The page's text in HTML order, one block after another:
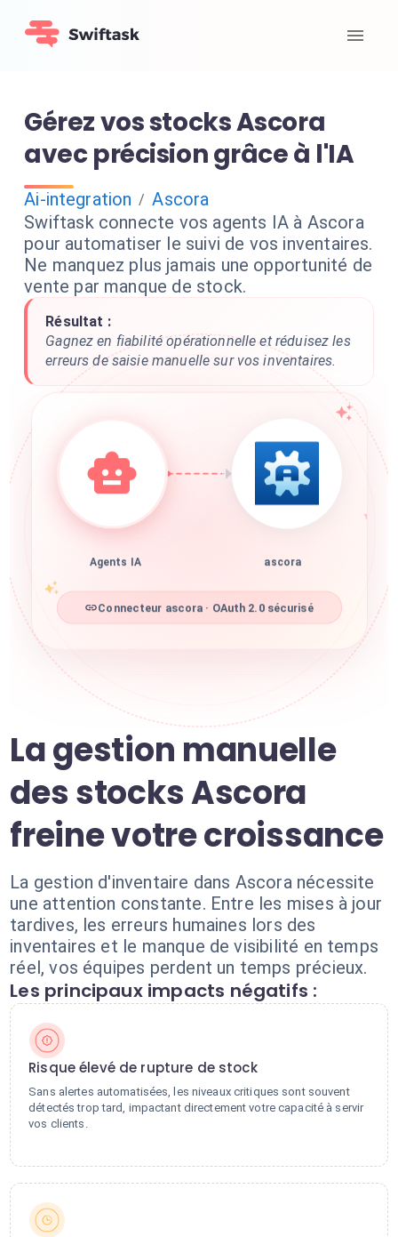
Gérez vos stocks Ascora
avec précision grâce à l'IA
Ai-integration / Ascora
Swiftask connecte vos agents IA à Ascora
pour automatiser le suivi de vos inventaires.
Ne manquez plus jamais une opportunité de
vente par manque de stock.
Résultat :
Gagnez en fiabilité opérationnelle et réduisez les
erreurs de saisie manuelle sur vos inventaires.
Agents IA ascora
Connecteur ascora · OAuth 2.0 sécurisé
La gestion manuelle
des stocks Ascora
freine votre croissance
La gestion d'inventaire dans Ascora nécessite
une attention constante. Entre les mises à jour
tardives, les erreurs humaines lors des
inventaires et le manque de visibilité en temps
réel, vos équipes perdent un temps précieux.
Les principaux impacts négatifs :
Risque élevé de rupture de stock
Sans alertes automatisées, les niveaux critiques sont souvent
détectés trop tard, impactant directement votre capacité à servir
vos clients.